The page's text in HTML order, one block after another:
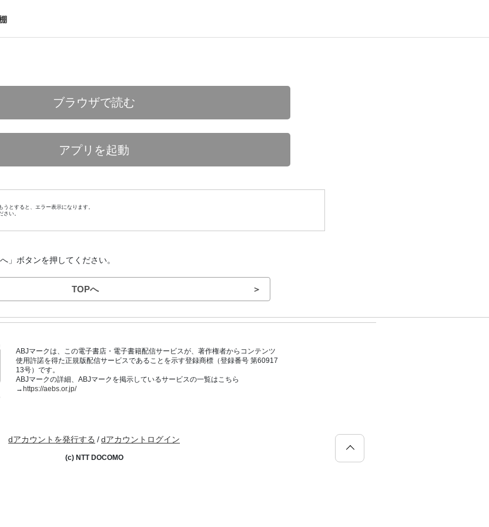
ブラウザで読む
アプリを起動
とすると、エラー表示になります。
さい。
」ボタンを押してください。
TOPへ ＞
ABJマークは、この電子書店・電子書籍配信サービスが、著作権者からコンテンツ
使用許諾を得た正規版配信サービスであることを示す登録商標（登録番号 第60917
13号）です。
ABJマークの詳細、ABJマークを掲示しているサービスの一覧はこちら
→https://aebs.or.jp/
dアカウントを発行する /dアカウントログイン
(c) NTT DOCOMO